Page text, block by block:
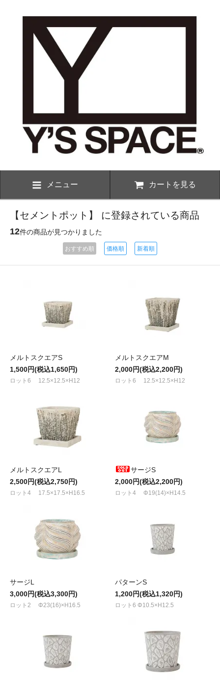
メニュー カートを見る
【セメントポット】 に登録されている商品
12件の商品が見つかりました
おすすめ順 価格順 新着順
メルトスクエアS
1,500円(税込1,650円)
ロット6 12.5×12.5×H12
メルトスクエアM
2,000円(税込2,200円)
ロット6 12.5×12.5×H12
メルトスクエアL
2,500円(税込2,750円)
ロット4 17.5×17.5×H16.5
サージS
2,000円(税込2,200円)
ロット4 Φ19(14)×H14.5
サージL
3,000円(税込3,300円)
ロット2 Φ23(16)×H16.5
パターンS
1,200円(税込1,320円)
ロット6 Φ10.5×H12.5